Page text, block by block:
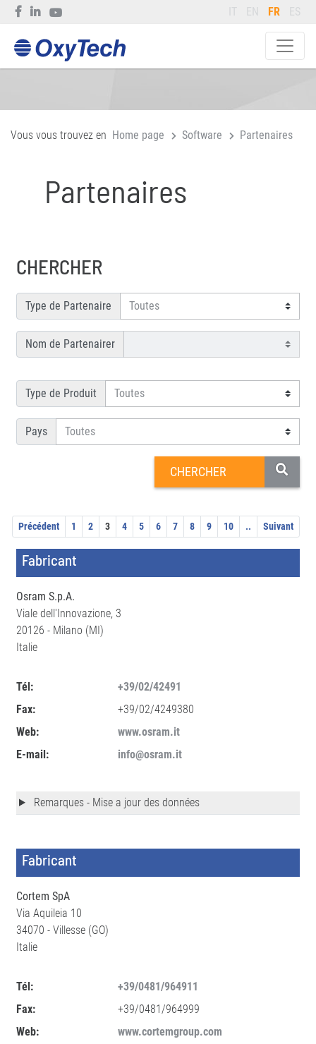
IT EN FR ES
Vous vous trouvez en Home page Software Partenaires
Partenaires
CHERCHER
Type de Partenaire
Nom de Partenairer
Type de Produit
Pays
Précédent 1 2 3 4 5 6 7 8 9 10 .. Suivant
Fabricant
Osram S.p.A.
Viale dell'Innovazione, 3
20126 - Milano (MI)
Italie
Tél:
+39/02/42491
Fax:
+39/02/4249380
Web:
www.osram.it
E-mail:
info@osram.it
Remarques - Mise a jour des données
Fabricant
Cortem SpA
Via Aquileia 10
34070 - Villesse (GO)
Italie
Tél:
+39/0481/964911
Fax:
+39/0481/964999
Web:
www.cortemgroup.com